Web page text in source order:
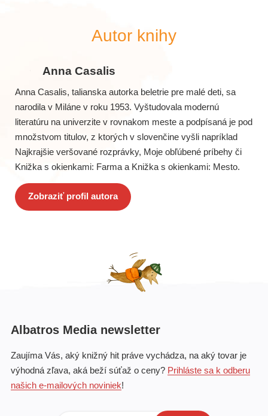
Autor knihy
Anna Casalis
Anna Casalis, talianska autorka beletrie pre malé deti, sa
narodila v Miláne v roku 1953. Vyštudovala modernú
literatúru na univerzite v rovnakom meste a podpísaná je pod
množstvom titulov, z ktorých v slovenčine vyšli napríklad
Najkrajšie veršované rozprávky, Moje obľúbené príbehy či
Knižka s okienkami: Farma a Knižka s okienkami: Mesto.
Zobraziť profil autora
Albatros Media newsletter
Zaujíma Vás, aký knižný hit práve vychádza, na aký tovar je
výhodná zľava, aká beží súťaž o ceny? Prihláste sa k odberu
našich e-mailových noviniek!